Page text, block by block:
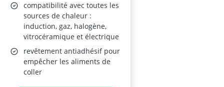
compatibilité avec toutes les
sources de chaleur :
induction, gaz, halogène,
vitrocéramique et électrique
revêtement antiadhésif pour
empêcher les aliments de
coller